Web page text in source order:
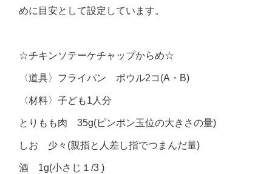
めに目安として設定しています。
☆チキンソテーケチャップからめ☆
〈道具〉フライパン ボウル2コ(A・B)
〈材料〉子ども1人分
とりもも肉 35g(ピンポン玉位の大きさの量)
しお 少々(親指と人差し指でつまんだ量)
酒 1g(小さじ１/3 )